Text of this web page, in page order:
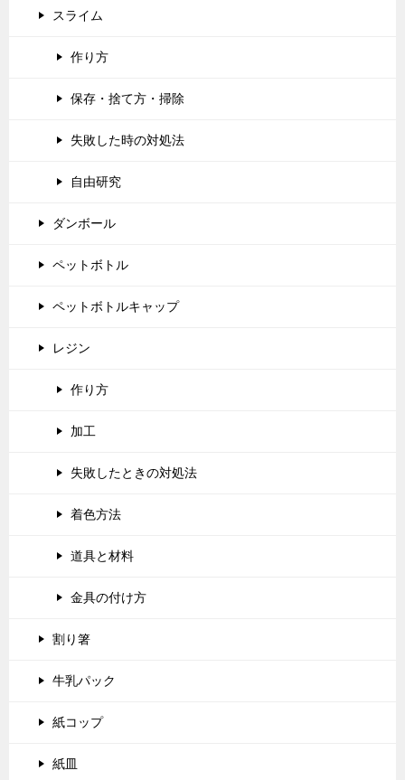
スライム
作り方
保存・捨て方・掃除
失敗した時の対処法
自由研究
ダンボール
ペットボトル
ペットボトルキャップ
レジン
作り方
加工
失敗したときの対処法
着色方法
道具と材料
金具の付け方
割り箸
牛乳パック
紙コップ
紙皿